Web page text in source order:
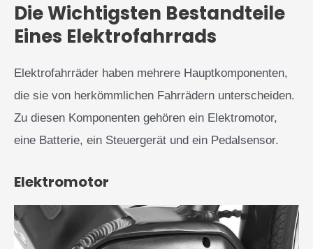
Die Wichtigsten Bestandteile
Eines Elektrofahrrads
Elektrofahrräder haben mehrere Hauptkomponenten,
die sie von herkömmlichen Fahrrädern unterscheiden.
Zu diesen Komponenten gehören ein Elektromotor,
eine Batterie, ein Steuergerät und ein Pedalsensor.
Elektromotor